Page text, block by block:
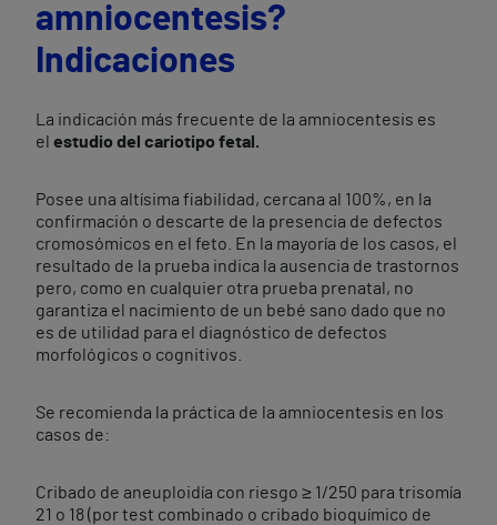
amniocentesis?
Indicaciones
La indicación más frecuente de la amniocentesis es
el estudio del cariotipo fetal.
Posee una altísima fiabilidad, cercana al 100%, en la
confirmación o descarte de la presencia de defectos
cromosómicos en el feto. En la mayoría de los casos, el
resultado de la prueba indica la ausencia de trastornos
pero, como en cualquier otra prueba prenatal, no
garantiza el nacimiento de un bebé sano dado que no
es de utilidad para el diagnóstico de defectos
morfológicos o cognitivos.
Se recomienda la práctica de la amniocentesis en los
casos de:
Cribado de aneuploidía con riesgo ≥ 1/250 para trisomía
21 o 18 (por test combinado o cribado bioquímico de